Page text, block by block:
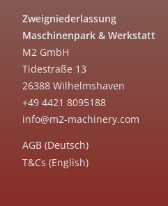
Zweigniederlassung
Maschinenpark & Werkstatt
M2 GmbH
Tidestraße 13
26388 Wilhelmshaven
+49 4421 8095188
info@m2-machinery.com
AGB (Deutsch)
T&Cs (English)